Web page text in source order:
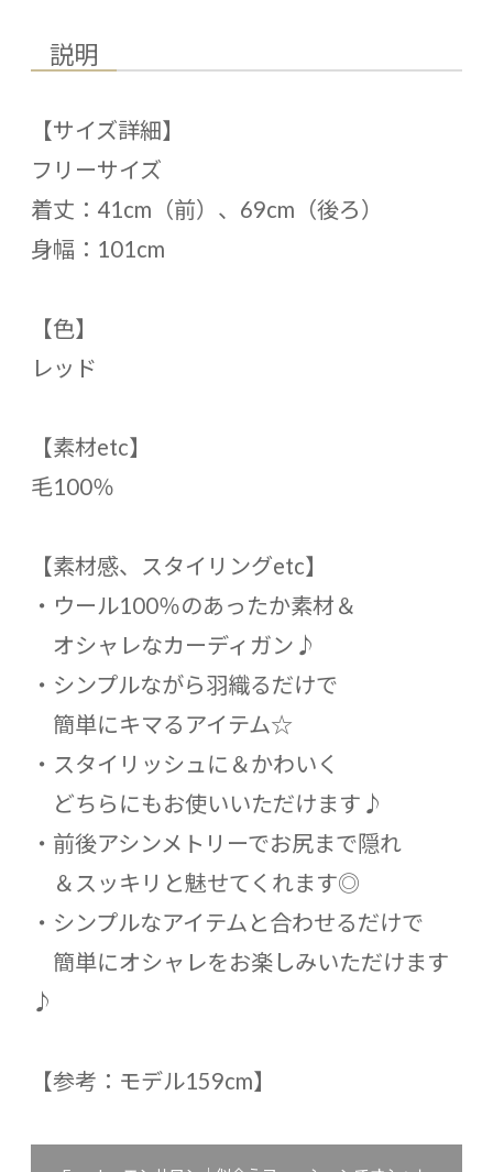
説明
【サイズ詳細】
フリーサイズ
着丈：41cm（前）、69cm（後ろ）
身幅：101cm
【色】
レッド
【素材etc】
毛100％
【素材感、スタイリングetc】
・ウール100％のあったか素材＆
オシャレなカーディガン♪
・シンプルながら羽織るだけで
簡単にキマるアイテム☆
・スタイリッシュに＆かわいく
どちらにもお使いいただけます♪
・前後アシンメトリーでお尻まで隠れ
＆スッキリと魅せてくれます◎
・シンプルなアイテムと合わせるだけで
簡単にオシャレをお楽しみいただけます
♪
【参考：モデル159cm】